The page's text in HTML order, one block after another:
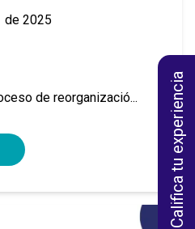
de 2025
de reorganizació... Califica tu experiencia